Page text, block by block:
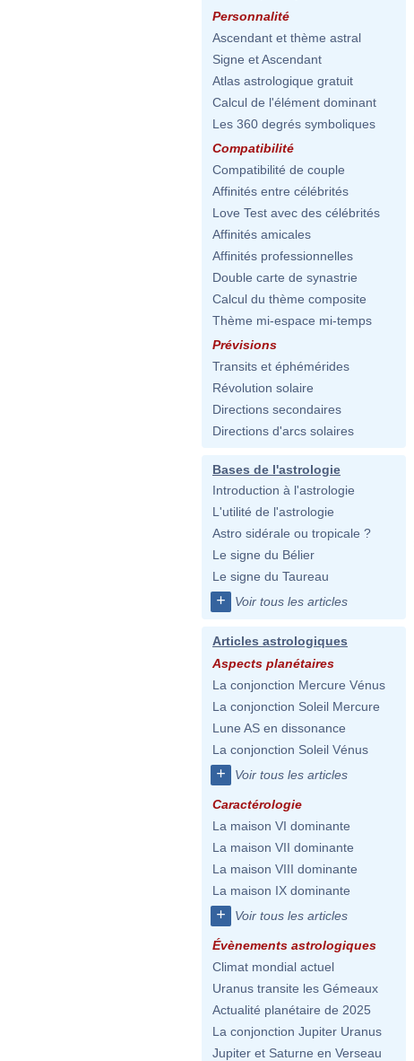
Personnalité
Ascendant et thème astral
Signe et Ascendant
Atlas astrologique gratuit
Calcul de l'élément dominant
Les 360 degrés symboliques
Compatibilité
Compatibilité de couple
Affinités entre célébrités
Love Test avec des célébrités
Affinités amicales
Affinités professionnelles
Double carte de synastrie
Calcul du thème composite
Thème mi-espace mi-temps
Prévisions
Transits et éphémérides
Révolution solaire
Directions secondaires
Directions d'arcs solaires
Bases de l'astrologie
Introduction à l'astrologie
L'utilité de l'astrologie
Astro sidérale ou tropicale ?
Le signe du Bélier
Le signe du Taureau
+ Voir tous les articles
Articles astrologiques
Aspects planétaires
La conjonction Mercure Vénus
La conjonction Soleil Mercure
Lune AS en dissonance
La conjonction Soleil Vénus
+ Voir tous les articles
Caractérologie
La maison VI dominante
La maison VII dominante
La maison VIII dominante
La maison IX dominante
+ Voir tous les articles
Évènements astrologiques
Climat mondial actuel
Uranus transite les Gémeaux
Actualité planétaire de 2025
La conjonction Jupiter Uranus
Jupiter et Saturne en Verseau